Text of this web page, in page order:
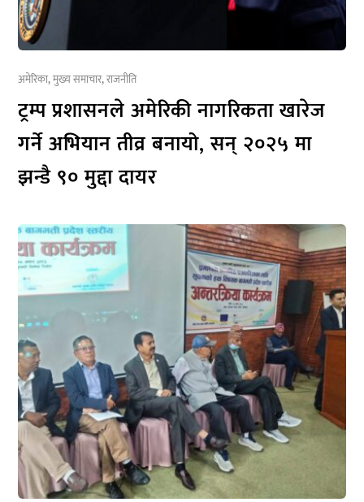
अमेरिका,मुख्य समाचार,राजनीति
ट्रम्प प्रशासनले अमेरिकी नागरिकता खारेज
गर्ने अभियान तीव्र बनायो, सन् २०२५ मा
झन्डै ९० मुद्दा दायर